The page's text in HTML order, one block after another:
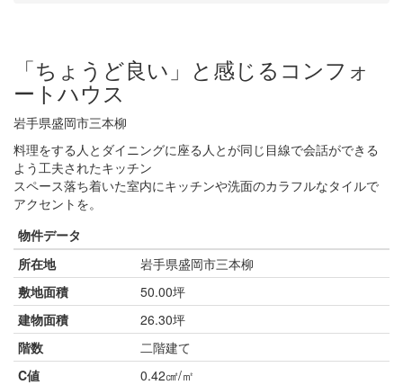
「ちょうど良い」と感じるコンフォ
ートハウス
岩手県盛岡市三本柳
料理をする人とダイニングに座る人とが同じ目線で会話ができる
よう工夫されたキッチン
スペース落ち着いた室内にキッチンや洗面のカラフルなタイルで
アクセントを。
物件データ
所在地
岩手県盛岡市三本柳
敷地面積
50.00坪
建物面積
26.30坪
階数
二階建て
C値
0.42㎠/㎡